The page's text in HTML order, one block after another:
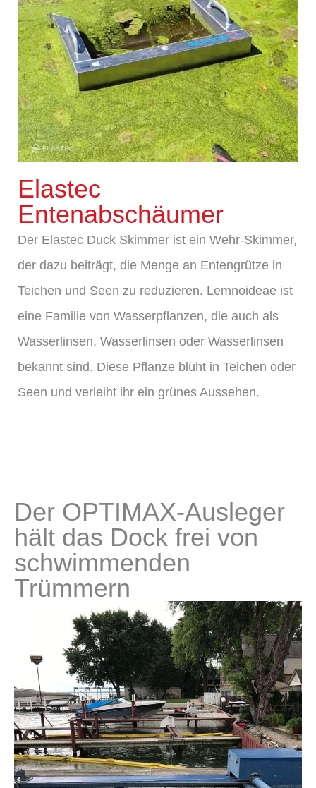
Elastec
Entenabschäumer
Der Elastec Duck Skimmer ist ein Wehr-Skimmer,
der dazu beiträgt, die Menge an Entengrütze in
Teichen und Seen zu reduzieren. Lemnoideae ist
eine Familie von Wasserpflanzen, die auch als
Wasserlinsen, Wasserlinsen oder Wasserlinsen
bekannt sind. Diese Pflanze blüht in Teichen oder
Seen und verleiht ihr ein grünes Aussehen.
Der OPTIMAX-Ausleger
hält das Dock frei von
schwimmenden
Trümmern